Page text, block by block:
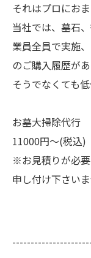
それはプロにお
当社では、墓石
業員全員で実施
のご購入履歴があ
そうでなくても
お墓大掃除代行
11000円～(税込)
※お見積りが必
申し付け下さいま